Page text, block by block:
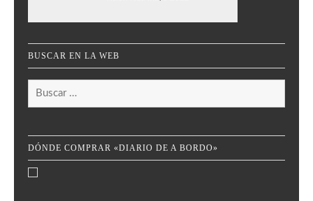
BUSCAR EN LA WEB
Buscar:
DÓNDE COMPRAR «DIARIO DE A BORDO»